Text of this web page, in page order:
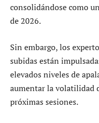
consolidándose como
de 2026.
Sin embargo, los
subidas están
elevados niveles de
aumentar la volatilidad
próximas sesiones.